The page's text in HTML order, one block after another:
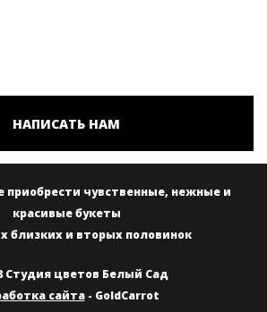
НАПИСАТЬ НАМ
приобрести чувственные, нежные и
красивые букеты
близких и вторых половинок
Студия цветов Белый Сад
сайта- GoldCarrot